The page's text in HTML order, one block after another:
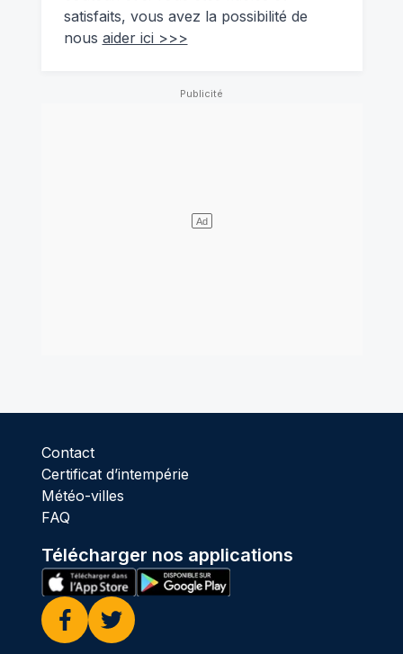
satisfaits, vous avez la possibilité de
nous aider ici >>>
Contact
Certificat d’intempérie
Météo-villes
FAQ
Télécharger nos applications
Facebook
Twitter